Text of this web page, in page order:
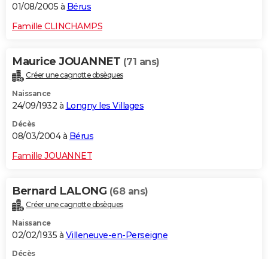
01/08/2005 à Bérus
Famille CLINCHAMPS
Maurice JOUANNET (71 ans)
Créer une cagnotte obsèques
Naissance
24/09/1932 à Longny les Villages
Décès
08/03/2004 à Bérus
Famille JOUANNET
Bernard LALONG (68 ans)
Créer une cagnotte obsèques
Naissance
02/02/1935 à Villeneuve-en-Perseigne
Décès